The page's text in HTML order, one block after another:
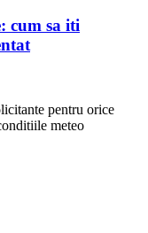
cum sa iti
pentru orice
meteo